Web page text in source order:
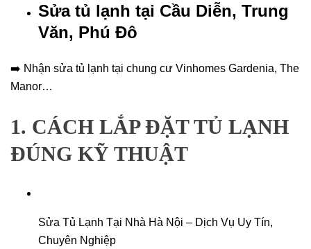
Sửa tủ lạnh tại Cầu Diễn, Trung
Văn, Phú Đô
➡️ Nhận sửa tủ lạnh tại chung cư Vinhomes Gardenia, The
Manor…
1. CÁCH LẮP ĐẶT TỦ LẠNH
ĐÚNG KỸ THUẬT
Sửa Tủ Lạnh Tại Nhà Hà Nội – Dịch Vụ Uy Tín,
Chuyên Nghiệp